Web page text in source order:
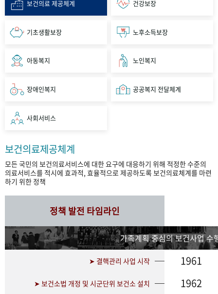
보건의료 제공체계 건강보장
기초생활보장 노후소득보장
아동복지 노인복지
장애인복지 공공복지 전달체계
사회서비스
보건의료제공체계
모든 국민의 보건의료서비스에 대한 요구에 대응하기 위해 적정한 수준의
의료서비스를 적시에 효과적, 효율적으로 제공하도록 보건의료체계를 마련
하기 위한 정책
정책 발전 타임라인
가족계획 중심의 보건사업 수
➤ 결핵관리 사업 시작 1961
➤ 보건소법 개정 및 시군단위 보건소 설치 1962